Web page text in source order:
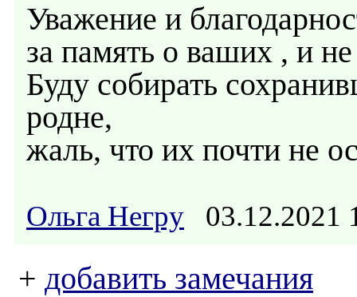
Уважение и
за память о ваших , и
Буду собирать
родне,
жаль, что их почти не
Ольга Негру
+ добавить замечания